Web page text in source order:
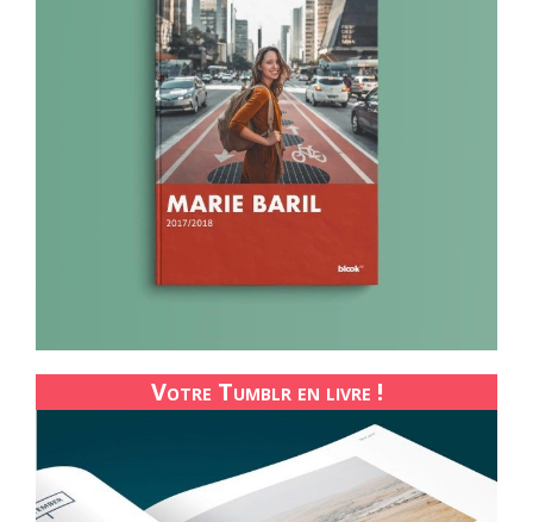
Votre Tumblr en livre !